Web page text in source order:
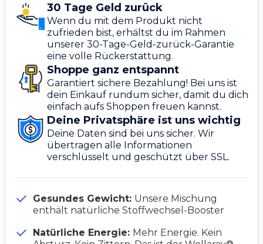
30 Tage Geld zurück
Wenn du mit dem Produkt nicht
zufrieden bist, erhältst du im Rahmen
unserer 30-Tage-Geld-zurück-Garantie
eine volle Rückerstattung.
Shoppe ganz entspannt
Garantiert sichere Bezahlung! Bei uns ist
dein Einkauf rundum sicher, damit du dich
einfach aufs Shoppen freuen kannst.
Deine Privatsphäre ist uns wichtig
Deine Daten sind bei uns sicher. Wir
übertragen alle Informationen
verschlüsselt und geschützt über SSL.
Gesundes Gewicht: Unsere Mischung
enthält natürliche Stoffwechsel-Booster
Natürliche Energie: Mehr Energie. Kein